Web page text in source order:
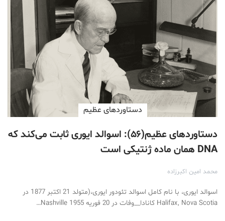
دستاوردهای عظیم
دستاوردهای عظیم(۵۶): اسوالد ایوری ثابت می‌کند که
DNA همان ماده ژنتیکی است
محمد امین اکبرزاده
اسوالد ایوری، با نام کامل اسوالد تئودور ایوری،(متولد 21 اکتبر 1877 در
Halifax, Nova Scotia کانادا__وفات در 20 فوریه 1955 Nashville…